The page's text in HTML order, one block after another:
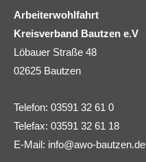
Arbeiterwohlfahrt
Kreisverband Bautzen e.V
Löbauer Straße 48
02625 Bautzen
Telefon: 03591 32 61 0
Telefax: 03591 32 61 18
E-Mail: info@awo-bautzen.de